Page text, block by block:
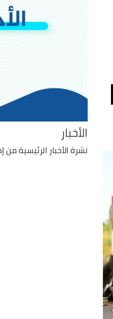
Up/Down
increase
الأخبار
نشرة الأخبار الرئيسية من